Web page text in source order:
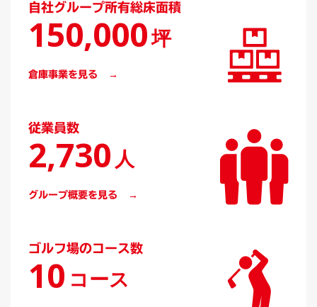
自社グループ所有総床面積
150,000坪
倉庫事業を見る
従業員数
2,730 人
グループ概要を見る
ゴルフ場のコース数
10 コース